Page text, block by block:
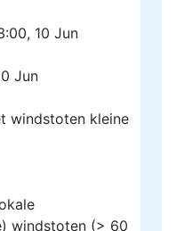
10 Jun
Jun
windstoten kleine
windstoten (> 60